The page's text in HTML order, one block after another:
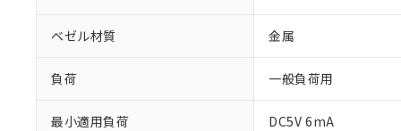
ベゼル材質 金属
負荷 一般負荷用
最小適用負荷 DC5V 6mA